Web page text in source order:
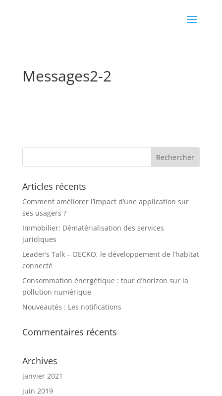
Messages2-2
Articles récents
Comment améliorer l’impact d’une application sur
ses usagers ?
Immobilier: Dématérialisation des services
juridiques
Leader’s Talk – OECKO, le développement de l’habitat
connecté
Consommation énergétique : tour d’horizon sur la
pollution numérique
Nouveautés : Les notifications
Commentaires récents
Archives
janvier 2021
juin 2019